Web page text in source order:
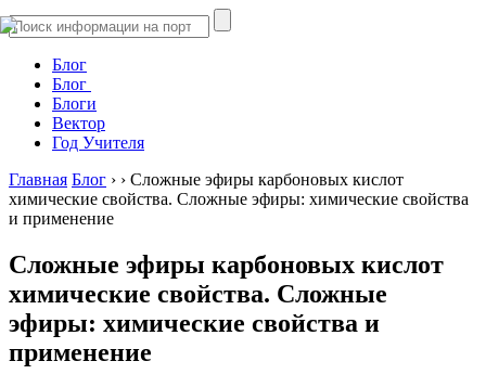
Блог
Блог
Блоги
Вектор
Год Учителя
Главная Блог › › Сложные эфиры карбоновых кислот
химические свойства. Сложные эфиры: химические свойства
и применение
Сложные эфиры карбоновых кислот
химические свойства. Сложные
эфиры: химические свойства и
применение